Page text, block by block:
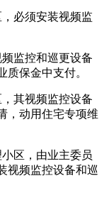
必须安装视频监
监控和巡更设备
保金中支付。
其视频监控设备
，动用住宅专项维
区，由业主委员
视频监控设备和巡